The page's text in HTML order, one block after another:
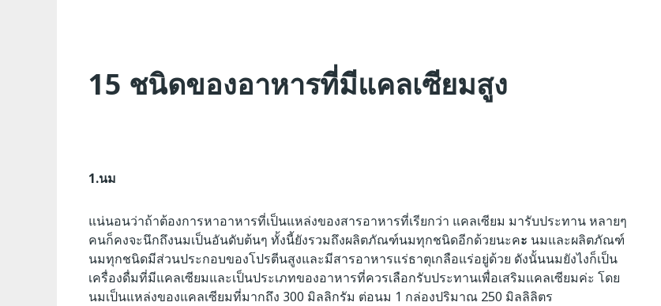
15 ชนิดของอาหารที่มีแคลเซียมสูง
1.นม
แน่นอนว่าถ้าต้องการหาอาหารที่เป็นแหล่งของสารอาหารที่เรียกว่า แคลเซียม มารับประทาน หลายๆ
คนก็คงจะนึกถึงนมเป็นอันดับต้นๆ ทั้งนี้ยังรวมถึงผลิตภัณฑ์นมทุกชนิดอีกด้วยนะคะ นมและผลิตภัณฑ์
นมทุกชนิดมีส่วนประกอบของโปรตีนสูงและมีสารอาหารแร่ธาตุเกลือแร่อยู่ด้วย ดังนั้นนมยังไงก็เป็น
เครื่องดื่มที่มีแคลเซียมและเป็นประเภทของอาหารที่ควรเลือกรับประทานเพื่อเสริมแคลเซียมค่ะ โดย
นมเป็นแหล่งของแคลเซียมที่มากถึง 300 มิลลิกรัม ต่อนม 1 กล่องปริมาณ 250 มิลลิลิตร